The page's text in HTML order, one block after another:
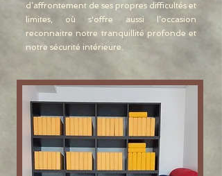
d’affrontement de ses propres difficultés et
limites, où s'offre aussi l’occasion
reconnaitre notre tranquillité profonde et
notre sécurité intérieure.